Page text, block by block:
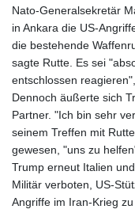
Nato-Generalsekretär
in Ankara die US-
die bestehende
sagte Rutte. Es sei
entschlossen
Dennoch äußerte sich
Partner. "Ich bin sehr
seinem Treffen mit
gewesen, "uns zu
Trump erneut Italien
Militär verboten, US-
Angriffe im Iran-Krieg